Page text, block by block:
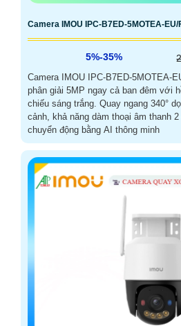
Camera IMOU IPC-B7ED-5MOTEA-EU/
5%-35%
Camera IMOU IPC-B7ED-5MOTEA-
phân giải 5MP ngay cả ban đêm với
chiếu sáng trắng. Quay ngang 340° dọc 90° giúp bao phủ toàn
cảnh, khả năng dàm thoại âm thanh
chuyển động bằng AI thông minh